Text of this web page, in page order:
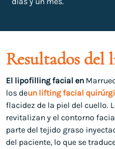
Resultados
El lipofilling facial en
los deun lifting facial
flacidez de la piel del cuello.
revitalizan y el contorno
parte del tejido graso
del paciente, lo que se